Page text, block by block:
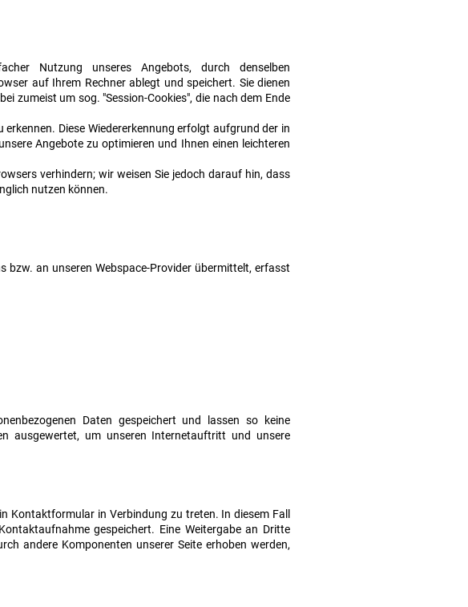
Nutzung unseres Angebots, durch denselben
auf Ihrem Rechner ablegt und speichert. Sie dienen
zumeist um sog. "Session-Cookies", die nach dem Ende
Diese Wiedererkennung erfolgt aufgrund der in
Angebote zu optimieren und Ihnen einen leichteren
verhindern; wir weisen Sie jedoch darauf hin, dass
nutzen können.
bzw. an unseren Webspace-Provider übermittelt, erfasst
Daten gespeichert und lassen so keine
ausgewertet, um unseren Internetauftritt und unsere
Kontaktformular in Verbindung zu treten. In diesem Fall
gespeichert. Eine Weitergabe an Dritte
andere Komponenten unserer Seite erhoben werden,